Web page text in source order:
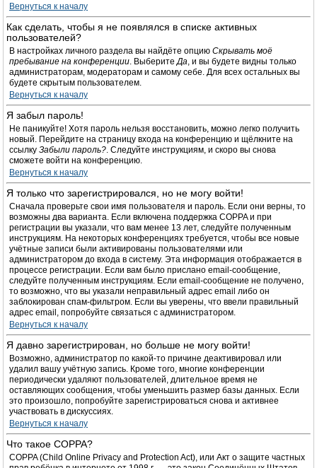
Вернуться к началу
Как сделать, чтобы я не появлялся в списке активных
пользователей?
В настройках личного раздела вы найдёте опцию Скрывать моё
пребывание на конференции. ВыберитеДа, и вы будете видны только
администраторам, модераторам и самому себе. Для всех остальных вы
будете скрытым пользователем.
Вернуться к началу
Я забыл пароль!
Не паникуйте! Хотя пароль нельзя восстановить, можно легко получить
новый. Перейдите на страницу входа на конференцию и щёлкните на
ссылку Забыли пароль?. Следуйте инструкциям, и скоро вы снова
сможете войти на конференцию.
Вернуться к началу
Я только что зарегистрировался, но не могу войти!
Сначала проверьте свои имя пользователя и пароль. Если они верны, то
возможны два варианта. Если включена поддержка COPPA и при
регистрации вы указали, что вам менее 13 лет, следуйте полученным
инструкциям. На некоторых конференциях требуется, чтобы все новые
учётные записи были активированы пользователями или
администратором до входа в систему. Эта информация отображается в
процессе регистрации. Если вам было прислано email-сообщение,
следуйте полученным инструкциям. Если email-сообщение не получено,
то возможно, что вы указали неправильный адрес email либо он
заблокирован спам-фильтром. Если вы уверены, что ввели правильный
адрес email, попробуйте связаться с администратором.
Вернуться к началу
Я давно зарегистрирован, но больше не могу войти!
Возможно, администратор по какой-то причине деактивировал или
удалил вашу учётную запись. Кроме того, многие конференции
периодически удаляют пользователей, длительное время не
оставляющих сообщения, чтобы уменьшить размер базы данных. Если
это произошло, попробуйте зарегистрироваться снова и активнее
участвовать в дискуссиях.
Вернуться к началу
Что такое COPPA?
COPPA (Child Online Privacy and Protection Act), или Акт о защите частных